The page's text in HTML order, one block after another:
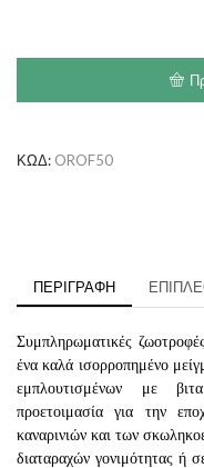
ΚΩΔ: OROF50
ΠΕΡΙΓΡΑΦΉ
Συμπληρωματικές
ένα καλά ισορροπημένο
εμπλουτισμένων με
προετοιμασία για την
καναρινιών και των
διαταραχών γονιμότητας ή